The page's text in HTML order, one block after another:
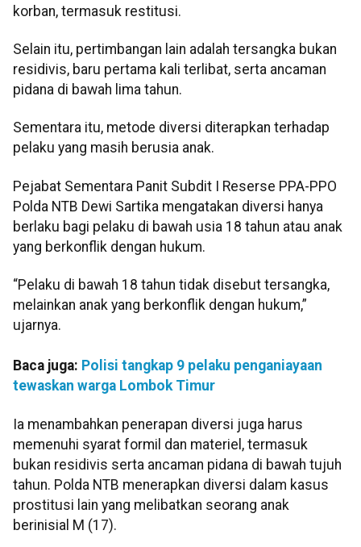
korban, termasuk restitusi.
Selain itu, pertimbangan lain adalah tersangka bukan
residivis, baru pertama kali terlibat, serta ancaman
pidana di bawah lima tahun.
Sementara itu, metode diversi diterapkan terhadap
pelaku yang masih berusia anak.
Pejabat Sementara Panit Subdit I Reserse PPA-PPO
Polda NTB Dewi Sartika mengatakan diversi hanya
berlaku bagi pelaku di bawah usia 18 tahun atau anak
yang berkonflik dengan hukum.
“Pelaku di bawah 18 tahun tidak disebut tersangka,
melainkan anak yang berkonflik dengan hukum,”
ujarnya.
Baca juga: Polisi tangkap 9 pelaku penganiayaan
tewaskan warga Lombok Timur
Ia menambahkan penerapan diversi juga harus
memenuhi syarat formil dan materiel, termasuk
bukan residivis serta ancaman pidana di bawah tujuh
tahun. Polda NTB menerapkan diversi dalam kasus
prostitusi lain yang melibatkan seorang anak
berinisial M (17).